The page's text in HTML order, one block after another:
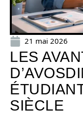
21 mai 2026
LES
SIÈCLE